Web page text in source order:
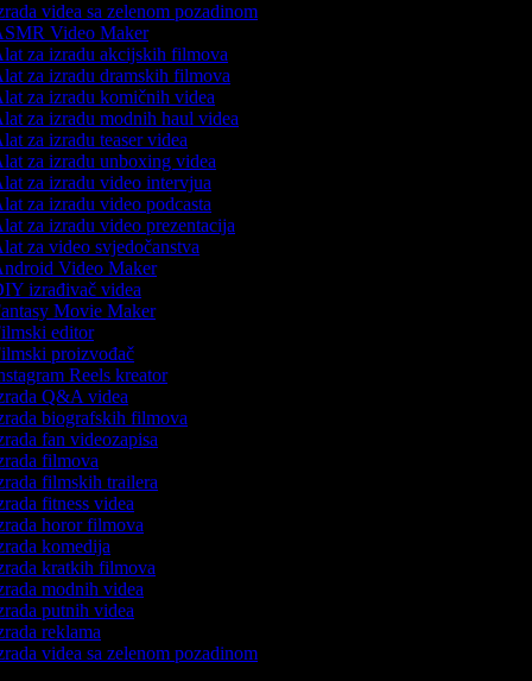
videa sa zelenom pozadinom
Video Maker
za izradu akcijskih filmova
za izradu dramskih filmova
za izradu komičnih videa
za izradu modnih haul videa
za izradu teaser videa
za izradu unboxing videa
za izradu video intervjua
za izradu video podcasta
za izradu video prezentacija
za video svjedočanstva
Video Maker
izrađivač videa
Movie Maker
editor
proizvođač
Reels kreator
Q&A videa
biografskih filmova
fan videozapisa
filmova
filmskih trailera
fitness videa
horor filmova
komedija
kratkih filmova
modnih videa
putnih videa
reklama
videa sa zelenom pozadinom